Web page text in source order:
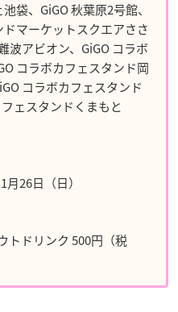
袋、GiGO 秋葉原2号館、
マーケットスクエアささ
波アビオン、GiGO コラボ
コラボカフェスタンド岡
コラボカフェスタンド
ェスタンドくまもと
26日（日）
トドリンク 500円（税